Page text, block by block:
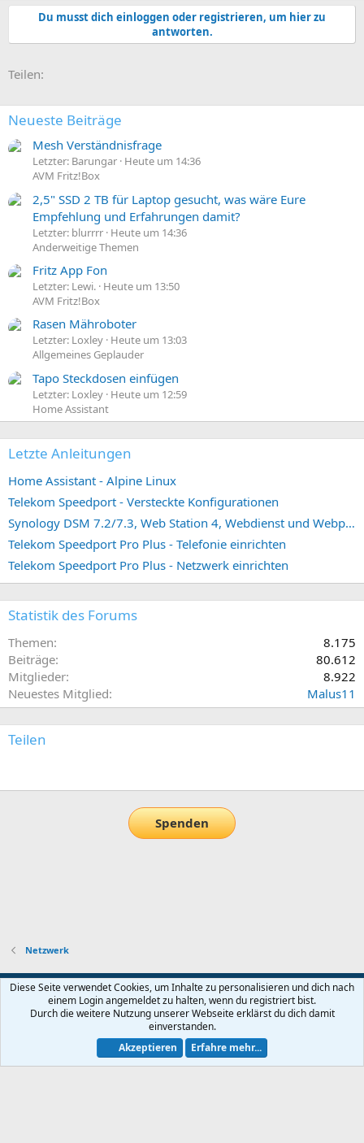
Du musst dich einloggen oder registrieren, um hier zu
antworten.
Teilen:
Neueste Beiträge
Mesh Verständnisfrage
Letzter: Barungar Heute um 14:36
AVM Fritz!Box
2,5" SSD 2 TB für Laptop gesucht, was wäre Eure
Empfehlung und Erfahrungen damit?
Letzter: blurrrr Heute um 14:36
Anderweitige Themen
Fritz App Fon
Letzter: Lewi. Heute um 13:50
AVM Fritz!Box
Rasen Mähroboter
Letzter: Loxley Heute um 13:03
Allgemeines Geplauder
Tapo Steckdosen einfügen
Letzter: Loxley Heute um 12:59
Home Assistant
Letzte Anleitungen
Home Assistant - Alpine Linux
Telekom Speedport - Versteckte Konfigurationen
Synology DSM 7.2/7.3, Web Station 4, Webdienst und Webportal erstellen (ehemals vHost)
Telekom Speedport Pro Plus - Telefonie einrichten
Telekom Speedport Pro Plus - Netzwerk einrichten
Statistik des Forums
Themen
8.175
Beiträge
80.612
Mitglieder
8.922
Neuestes Mitglied
Malus11
Teilen
Spenden
Netzwerk
Default-Theme
Nutzungsbedingungen
Datenschutz Hilfe und Impressum Start
Community platform by XenForo® © 2010-2026 XenForo Ltd.
Diese Seite verwendet Cookies, um Inhalte zu personalisieren und dich nach
einem Login angemeldet zu halten, wenn du registriert bist.
Durch die weitere Nutzung unserer Webseite erklärst du dich damit
einverstanden.
Akzeptieren
Erfahre mehr...